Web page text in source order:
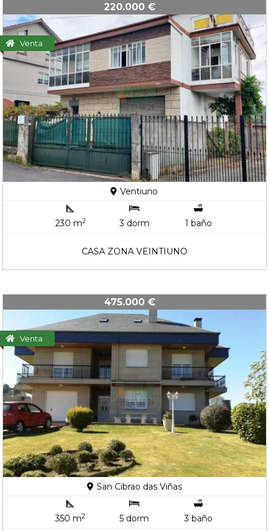
Venta
220.000 €
Ventiuno
230 m2 3 dorm 1 baño
CASA ZONA VEINTIUNO
Venta
475.000 €
San Cibrao das Viñas
350 m2 5 dorm
3 baño